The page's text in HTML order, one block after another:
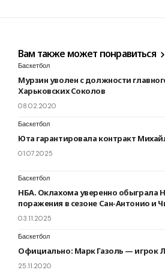
Вам также может понравиться
Баскетбол
Мурзин уволен с должности
Харьковских Соколов
08.02.2020
Баскетбол
Юта гарантировала контракт
01.07.2025
Баскетбол
НБА. Оклахома уверенно обыграла
поражения в сезоне Сан-Антонио и
03.11.2025
Баскетбол
Официально: Марк Газоль — игрок
25.11.2020